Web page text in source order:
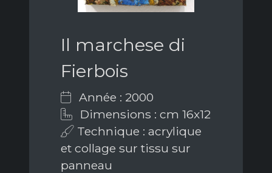
Il marchese di
Fierbois
Année : 2000
Dimensions : cm 16x12
Technique : acrylique
et collage sur tissu sur
panneau